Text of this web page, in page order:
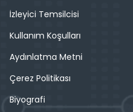
İzleyici Temsilcisi
Kullanım Koşulları
Aydınlatma Metni
Çerez Politikası
Biyografi